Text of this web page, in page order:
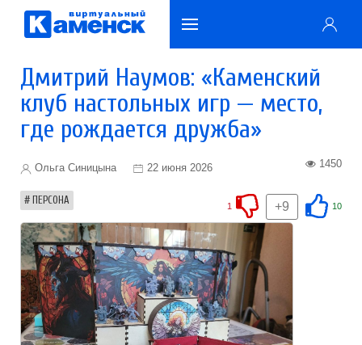
Дмитрий Наумов: «Каменский
клуб настольных игр — место,
где рождается дружба»
Ольга Синицына 22 июня 2026 1450
ПЕРСОНА 10
+9
1